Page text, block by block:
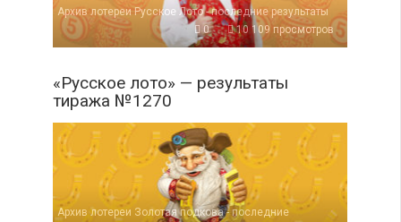
Архив лотереи Русское Лото - последние результаты
0
10 109 просмотров
«Русское лото» — результаты
тиража №1270
Архив лотереи Золотая подкова - последние